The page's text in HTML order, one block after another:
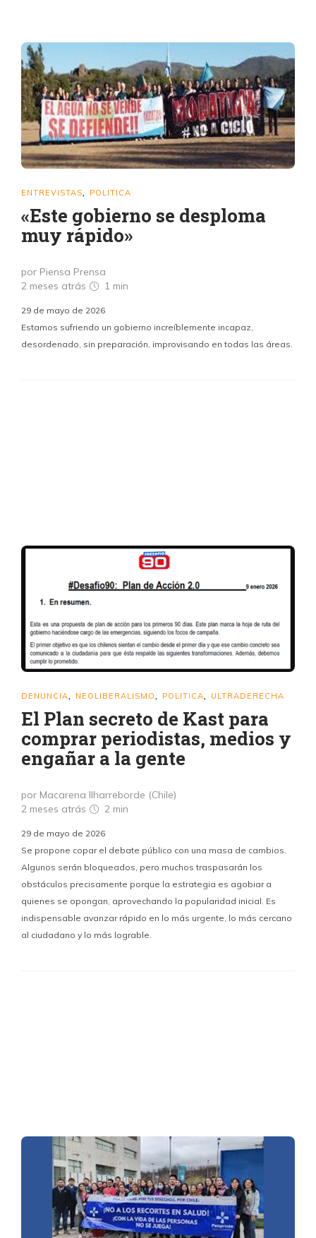
ENTREVISTAS POLITICA
«Este gobierno se desploma
muy rápido»
por Piensa Prensa
2 meses atrás
1 min
29 de mayo de 2026
Estamos sufriendo un gobierno increíblemente incapaz,
desordenado, sin preparación, improvisando en todas las áreas.
DENUNCIA NEOLIBERALISMO POLITICA ULTRADERECHA
El Plan secreto de Kast para
comprar periodistas, medios y
engañar a la gente
por Macarena Ilharreborde (Chile)
2 meses atrás
2 min
29 de mayo de 2026
Se propone copar el debate público con una masa de cambios.
Algunos serán bloqueados, pero muchos traspasarán los
obstáculos precisamente porque la estrategia es agobiar a
quienes se opongan, aprovechando la popularidad inicial. Es
indispensable avanzar rápido en lo más urgente, lo más cercano
al ciudadano y lo más lograble.